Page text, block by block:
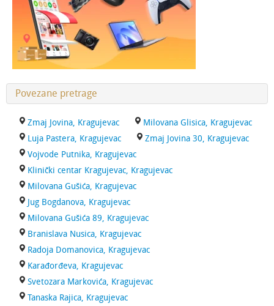
Povezane pretrage
Zmaj Jovina, Kragujevac
Milovana Glisica, Kragujevac
Luja Pastera, Kragujevac
Zmaj Jovina 30, Kragujevac
Vojvode Putnika, Kragujevac
Klinički centar Kragujevac, Kragujevac
Milovana Gušića, Kragujevac
Jug Bogdanova, Kragujevac
Milovana Gušića 89, Kragujevac
Branislava Nusica, Kragujevac
Radoja Domanovica, Kragujevac
Karađorđeva, Kragujevac
Svetozara Markovića, Kragujevac
Tanaska Rajica, Kragujevac